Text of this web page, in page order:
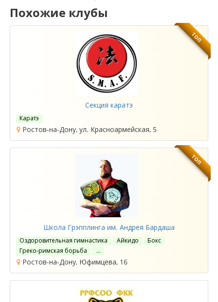
Похожие клубы
ТОП
Секция каратэ
Каратэ
Ростов-на-Дону, ул. Красноармейская, 5
ТОП
Школа Грэпплинга им. Андрея Бардаша
Оздоровительная гимнастика Айкидо
Бокс
Греко-римская борьба
…
Ростов-на-Дону, Юфимцева, 16